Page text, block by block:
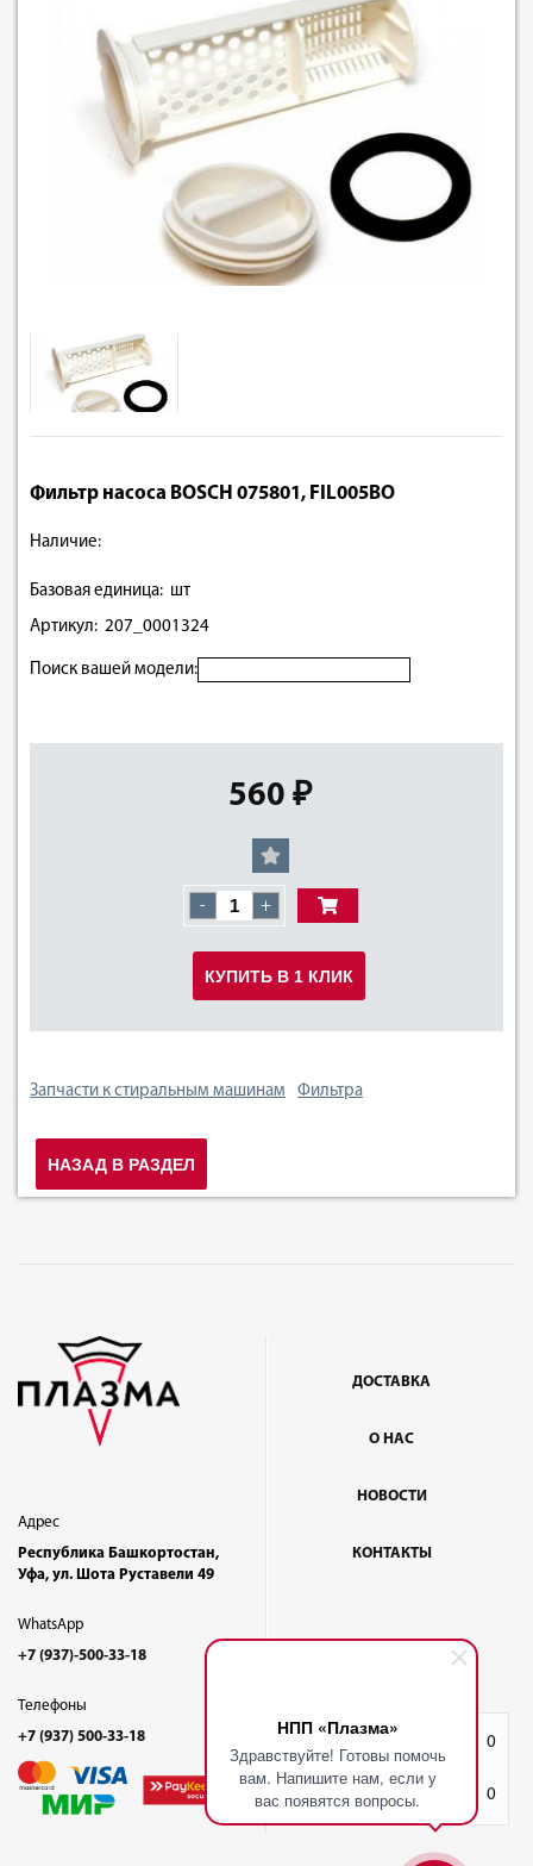
НПП «Плазма»
Здравствуйте! Готовы помочь
вам. Напишите нам, если у
вас появятся вопросы.
0
Корзина 0
Фильтр насоса BOSCH 075801, FIL005BO
Наличие:
Базовая единица: шт
Артикул: 207_0001324
Поиск вашей модели:
560 ₽
- +
КУПИТЬ В 1 КЛИК
Запчасти к стиральным машинам Фильтра
НАЗАД В РАЗДЕЛ
Адрес
Республика Башкортостан,
Уфа, ул. Шота Руставели 49
WhatsApp
+7 (937)-500-33-18
Телефоны
+7 (937) 500-33-18
ДОСТАВКА
О НАС
НОВОСТИ
КОНТАКТЫ